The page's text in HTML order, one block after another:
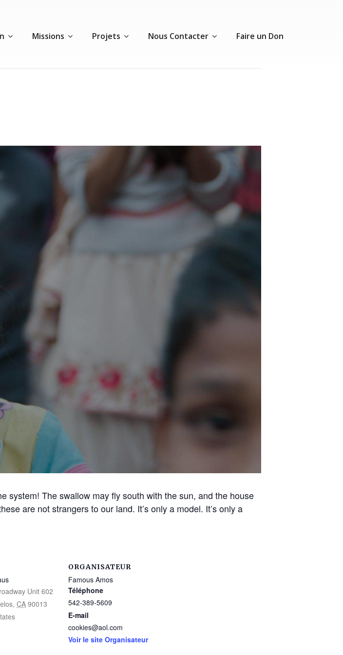
Missions Projets Nous Contacter Faire un Don
system! The swallow may fly south with the sun, and the house
are not strangers to our land. It’s only a model. It’s only a
Unit 602
, CA 90013
ORGANISATEUR
Famous Amos
Téléphone
542-389-5609
E-mail
cookies@aol.com
Voir le site Organisateur